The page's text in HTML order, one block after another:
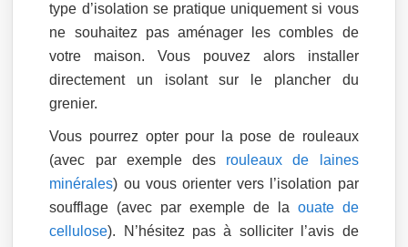
type d’isolation se pratique uniquement si vous
ne souhaitez pas aménager les combles de
votre maison. Vous pouvez alors installer
directement un isolant sur le plancher du
grenier.
Vous pourrez opter pour la pose de rouleaux
(avec par exemple des rouleaux de laines
minérales) ou vous orienter vers l’isolation par
soufflage (avec par exemple de la ouate de
cellulose). N’hésitez pas à solliciter l’avis de